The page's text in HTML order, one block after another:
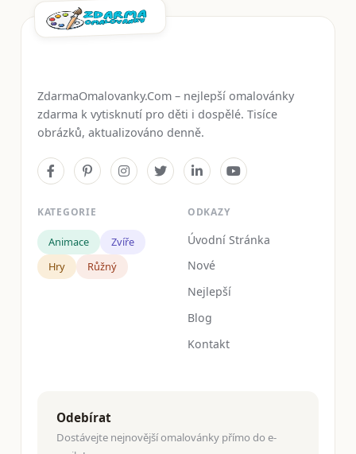
ZdarmaOmalovanky.Com – nejlepší omalovánky
zdarma k vytisknutí pro děti i dospělé. Tisíce
obrázků, aktualizováno denně.
KATEGORIE
Animace
Zvíře
Hry
Růžný
ODKAZY
Úvodní Stránka
Nové
Nejlepší
Blog
Kontakt
Odebírat
Dostávejte nejnovější omalovánky přímo do e-